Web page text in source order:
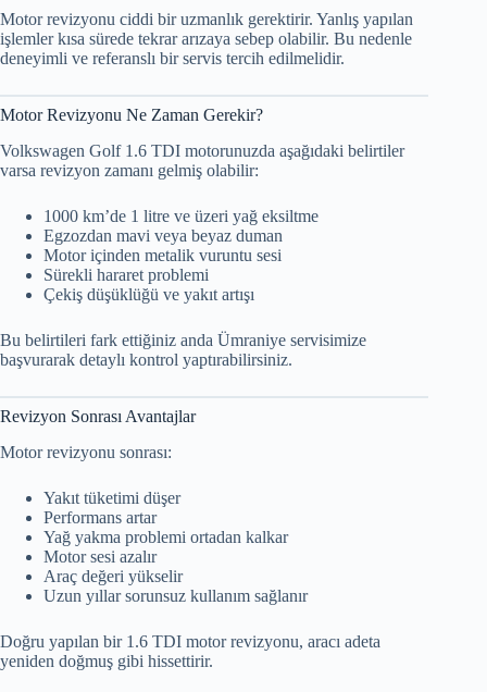
Motor revizyonu ciddi bir uzmanlık gerektirir. Yanlış yapılan
işlemler kısa sürede tekrar arızaya sebep olabilir. Bu nedenle
deneyimli ve referanslı bir servis tercih edilmelidir.
Motor Revizyonu Ne Zaman Gerekir?
Volkswagen Golf 1.6 TDI motorunuzda aşağıdaki belirtiler
varsa revizyon zamanı gelmiş olabilir:
1000 km’de 1 litre ve üzeri yağ eksiltme
Egzozdan mavi veya beyaz duman
Motor içinden metalik vuruntu sesi
Sürekli hararet problemi
Çekiş düşüklüğü ve yakıt artışı
Bu belirtileri fark ettiğiniz anda Ümraniye servisimize
başvurarak detaylı kontrol yaptırabilirsiniz.
Revizyon Sonrası Avantajlar
Motor revizyonu sonrası:
Yakıt tüketimi düşer
Performans artar
Yağ yakma problemi ortadan kalkar
Motor sesi azalır
Araç değeri yükselir
Uzun yıllar sorunsuz kullanım sağlanır
Doğru yapılan bir 1.6 TDI motor revizyonu, aracı adeta
yeniden doğmuş gibi hissettirir.